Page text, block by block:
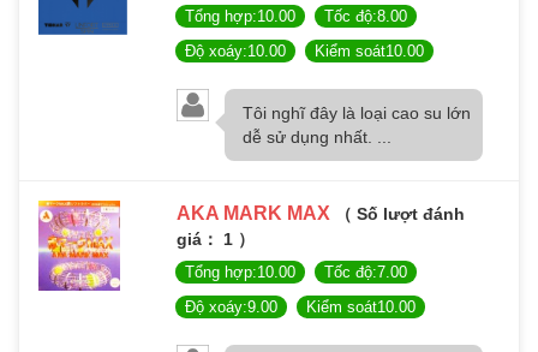
Tổng hợp:10.00
Tốc độ:8.00
Độ xoáy:10.00
Kiểm soát10.00
Tôi nghĩ đây là loại cao su lớn
dễ sử dụng nhất. ...
AKA MARK MAX （ Số lượt đánh
giá： 1 ）
Tổng hợp:10.00
Tốc độ:7.00
Độ xoáy:9.00
Kiểm soát10.00